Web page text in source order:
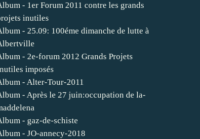
- 1er Forum 2011 contre les grands
inutiles
- 25.09: 100éme dimanche de lutte à
- 2e-forum 2012 Grands Projets
imposés
- Alter-Tour-2011
- Après le 27 juin:occupation de la-
- gaz-de-schiste
- JO-annecy-2018